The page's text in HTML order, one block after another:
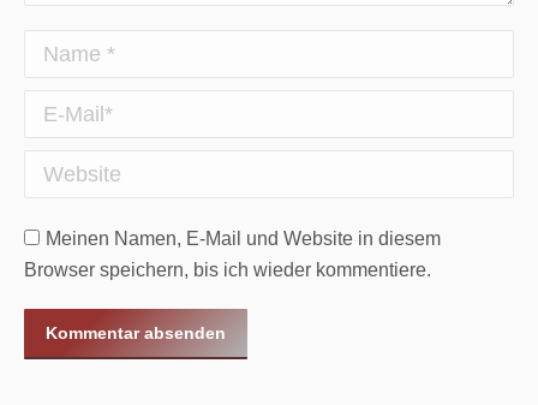
Name *
E-Mail *
Website
Meinen Namen, E-Mail und Website in diesem
Browser speichern, bis ich wieder kommentiere.
Kommentar absenden